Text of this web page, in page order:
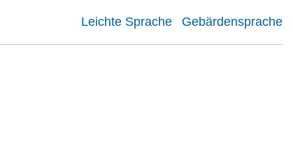
Leichte Sprache Gebärdensprache